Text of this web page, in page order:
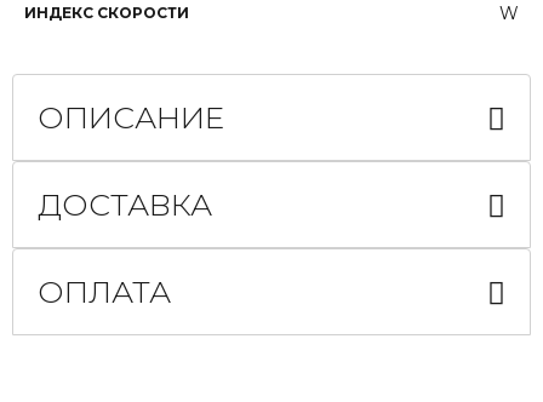
ИНДЕКС СКОРОСТИ W
ОПИСАНИЕ
ДОСТАВКА
ОПЛАТА